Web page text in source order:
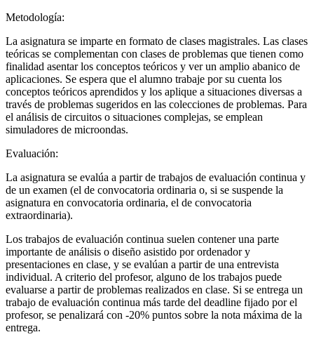
Metodología:
La asignatura se imparte en formato de clases magistrales. Las clases
teóricas se complementan con clases de problemas que tienen como
finalidad asentar los conceptos teóricos y ver un amplio abanico de
aplicaciones. Se espera que el alumno trabaje por su cuenta los
conceptos teóricos aprendidos y los aplique a situaciones diversas a
través de problemas sugeridos en las colecciones de problemas. Para
el análisis de circuitos o situaciones complejas, se emplean
simuladores de microondas.
Evaluación:
La asignatura se evalúa a partir de trabajos de evaluación continua y
de un examen (el de convocatoria ordinaria o, si se suspende la
asignatura en convocatoria ordinaria, el de convocatoria
extraordinaria).
Los trabajos de evaluación continua suelen contener una parte
importante de análisis o diseño asistido por ordenador y
presentaciones en clase, y se evalúan a partir de una entrevista
individual. A criterio del profesor, alguno de los trabajos puede
evaluarse a partir de problemas realizados en clase. Si se entrega un
trabajo de evaluación continua más tarde del deadline fijado por el
profesor, se penalizará con -20% puntos sobre la nota máxima de la
entrega.